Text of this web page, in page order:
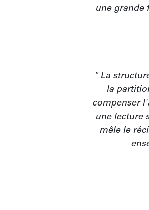
une grande
" La
la
compenser
une lecture
mêle le